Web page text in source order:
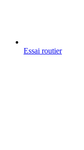
Essai routier